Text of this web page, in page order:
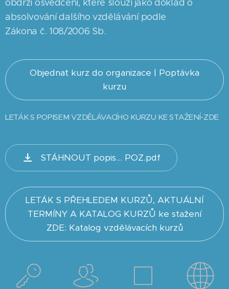
obdrží osvědčení, které slouží jako doklad o
absolvování dalšího vzdělávání podle
Zákona č. 108/2006 Sb.
Objednat kurz do organizace | Poptávka
kurzu
LETÁK S POPISEM VZDĚLÁVACÍHO KURZU KE STAŽENÍ-ZDE
STÁHNOUT popis... POZ.pdf
LETÁK S PŘEHLEDEM KURZŮ, AKTUÁLNÍ
TERMÍNY A KATALOG KURZŮ ke stažení
ZDE: Katalog vzdělávacích kurzů